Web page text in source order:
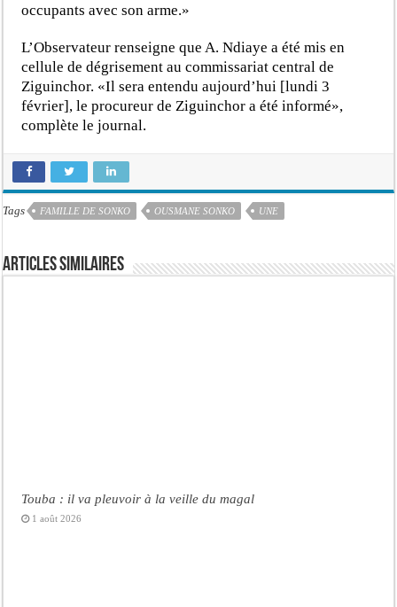
occupants avec son arme.»
L’Observateur renseigne que A. Ndiaye a été mis en
cellule de dégrisement au commissariat central de
Ziguinchor. «Il sera entendu aujourd’hui [lundi 3
février], le procureur de Ziguinchor a été informé»,
complète le journal.
Tags FAMILLE DE SONKO OUSMANE SONKO UNE
Articles similaires
Touba : il va pleuvoir à la veille du magal
1 août 2026